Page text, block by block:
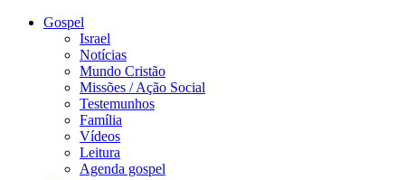
Gospel
Israel
Notícias
Mundo Cristão
Missões / Ação Social
Testemunhos
Família
Vídeos
Leitura
Agenda gospel